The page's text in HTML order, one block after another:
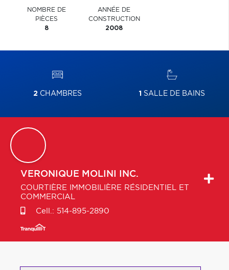
NOMBRE DE
PIÈCES
8
ANNÉE DE
CONSTRUCTION
2008
2CHAMBRES 1 SALLE DE BAINS
VERONIQUE MOLINI INC.
COURTIÈRE IMMOBILIÈRE RÉSIDENTIEL ET
COMMERCIAL
Cell.: 514-895-2890